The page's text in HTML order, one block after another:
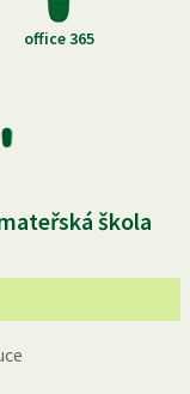
office 365
škola